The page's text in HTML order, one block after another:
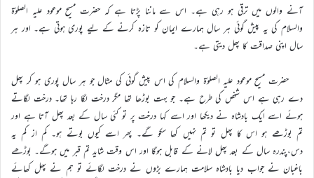
آنے والوں میں ترقی ہو رہی ہے۔ اس سے ماننا پڑتا ہے کہ حضرت مسیح موعود علیہ الصلوٰۃ
والسلام کی یہ پیش گوئی ہر سال ہمارے ایمان کو تازہ کرنے کے لیے پوری ہوتی ہے۔ اور ہر
سال اپنی صداقت کا پھل دیتی ہے۔
حضرت مسیح موعود علیہ الصلوٰۃ والسلام کی اس پیش گوئی کی مثال جو ہر سال پوری ہو کر پھل
دے رہی ہے اس شخص کی طرح ہے۔ جو بہت بوڑھا تھا مگر درخت لگا رہا تھا۔ درخت لگاتے
ہوئے اسے ایک بادشاہ نے دیکھا اور اسے کہا درخت پر تو کئی سال کے بعد پھل آتا ہے اور
تم بوڑھے ہو اس کا پھل تو تم نہیں کھا سکو گے۔ پھر اسے کیوں بوتے ہو۔ کم از کم یہ
دس،پندرہ سال کے بعد پھل لانے کے قابل ہوگا اور اس وقت شاید تم قبر میں ہوگے۔ بوڑھے
باغبان نے جواب دیا بادشاہ سلامت ہمارے بڑوں نے درخت لگائے تو ہم نے پھل کھائے